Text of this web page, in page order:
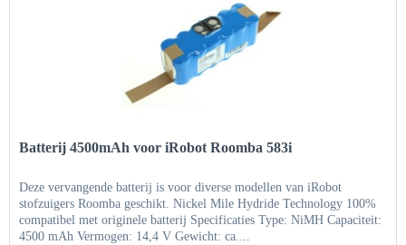
Batterij 4500mAh voor iRobot Roomba 583i
Deze vervangende batterij is voor diverse modellen van iRobot
stofzuigers Roomba geschikt. Nickel Mile Hydride Technology 100%
compatibel met originele batterij Specificaties Type: NiMH Capaciteit:
4500 mAh Vermogen: 14,4 V Gewicht: ca....